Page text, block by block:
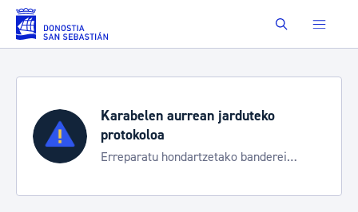
Eduki nagusira joan Buscar
Karabelen aurrean jarduteko
protokoloa
Erreparatu hondartzetako banderei